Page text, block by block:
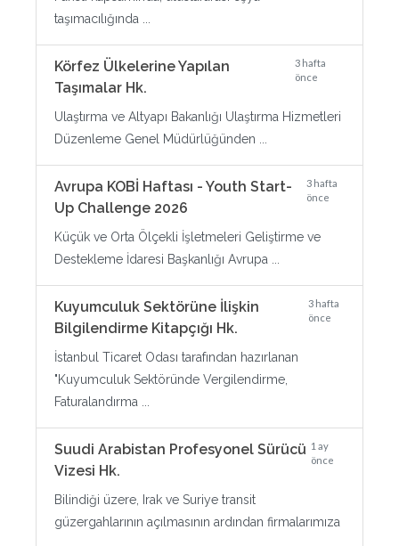
taşımacılığında ...
Körfez Ülkelerine Yapılan
Taşımalar Hk.
3 hafta
önce
Ulaştırma ve Altyapı Bakanlığı Ulaştırma Hizmetleri
Düzenleme Genel Müdürlüğünden ...
Avrupa KOBİ Haftası - Youth Start-
Up Challenge 2026
3 hafta
önce
Küçük ve Orta Ölçekli İşletmeleri Geliştirme ve
Destekleme İdaresi Başkanlığı Avrupa ...
Kuyumculuk Sektörüne İlişkin
Bilgilendirme Kitapçığı Hk.
3 hafta
önce
İstanbul Ticaret Odası tarafından hazırlanan
"Kuyumculuk Sektöründe Vergilendirme,
Faturalandırma ...
Suudi Arabistan Profesyonel Sürücü
Vizesi Hk.
1 ay
önce
Bilindiği üzere, Irak ve Suriye transit
güzergahlarının açılmasının ardından firmalarımıza